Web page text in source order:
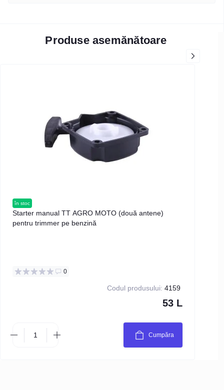
Produse asemănătoare
în stoc
Starter manual TT AGRO MOTO (două antene)
pentru trimmer pe benzină
0
Codul produsului: 4159
53 L
Cumpăra